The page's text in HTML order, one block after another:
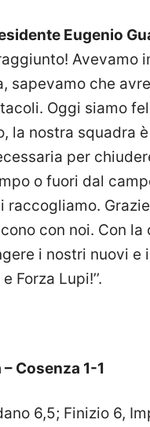
Eugenio
Avevamo
sapevamo che
Oggi siamo
la nostra squadra
per
o fuori dal
con noi. Con
i nostri nuovi
Forza Lupi!’’.
Cosenza 1-1
6,5; Finizio 6,